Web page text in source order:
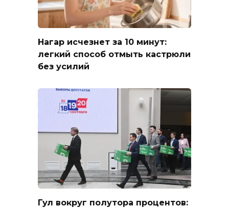
Нагар исчезнет за 10 минут:
легкий способ отмыть кастрюли
без усилий
Гул вокруг полутора процентов: